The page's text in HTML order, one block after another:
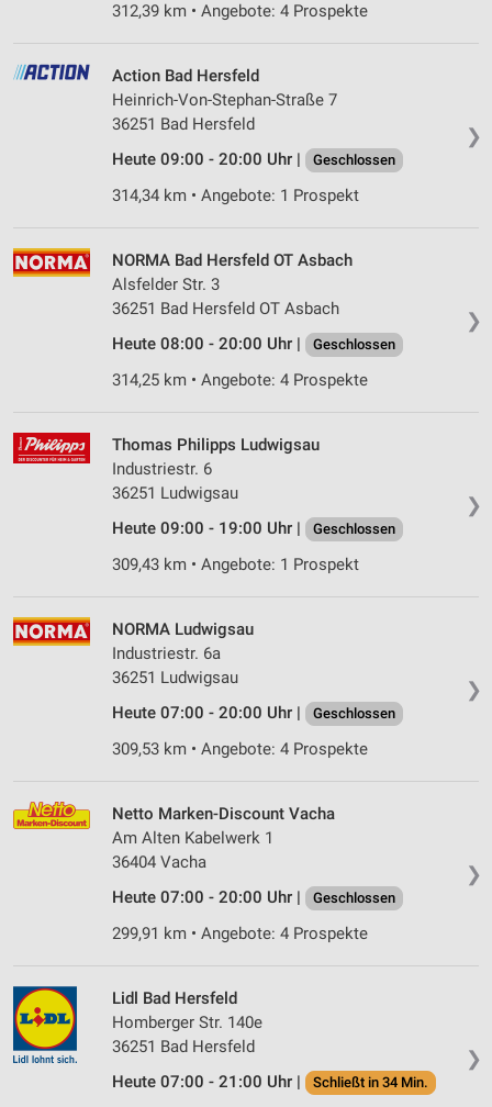
312,39 km • Angebote: 4 Prospekte
❯
Action Bad Hersfeld
Heinrich-Von-Stephan-Straße 7
36251 Bad Hersfeld
Heute 09:00 - 20:00 Uhr |
Geschlossen
314,34 km • Angebote: 1 Prospekt
❯
NORMA Bad Hersfeld OT Asbach
Alsfelder Str. 3
36251 Bad Hersfeld OT Asbach
Heute 08:00 - 20:00 Uhr |
Geschlossen
314,25 km • Angebote: 4 Prospekte
❯
Thomas Philipps Ludwigsau
Industriestr. 6
36251 Ludwigsau
Heute 09:00 - 19:00 Uhr |
Geschlossen
309,43 km • Angebote: 1 Prospekt
❯
NORMA Ludwigsau
Industriestr. 6a
36251 Ludwigsau
Heute 07:00 - 20:00 Uhr |
Geschlossen
309,53 km • Angebote: 4 Prospekte
❯
Netto Marken-Discount Vacha
Am Alten Kabelwerk 1
36404 Vacha
Heute 07:00 - 20:00 Uhr |
Geschlossen
299,91 km • Angebote: 4 Prospekte
❯
Lidl Bad Hersfeld
Homberger Str. 140e
36251 Bad Hersfeld
Heute 07:00 - 21:00 Uhr |
Schließt in 34 Min.